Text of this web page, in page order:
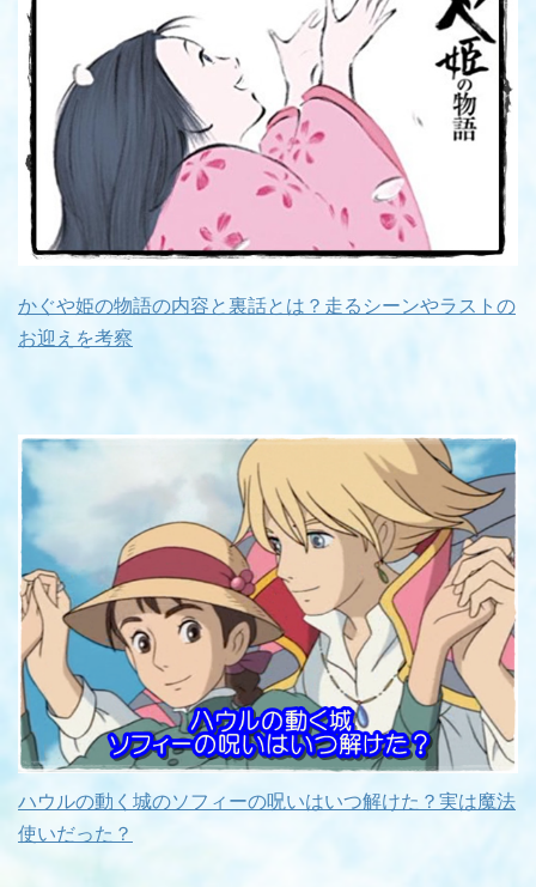
かぐや姫の物語の内容と裏話とは？走るシーンやラストの
お迎えを考察
ハウルの動く城のソフィーの呪いはいつ解けた？実は魔法
使いだった？